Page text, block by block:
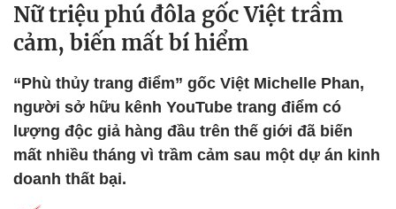
Nữ triệu phú đôla gốc Việt trầm
cảm, biến mất bí hiểm
“Phù thủy trang điểm” gốc Việt Michelle Phan,
người sở hữu kênh YouTube trang điểm có
lượng độc giả hàng đầu trên thế giới đã biến
mất nhiều tháng vì trầm cảm sau một dự án kinh
doanh thất bại.